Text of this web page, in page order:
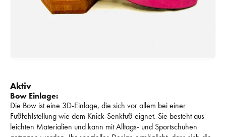
Aktiv
Bow Einlage:
Die Bow ist eine 3D-Einlage, die sich vor allem bei einer
Fußfehlstellung wie dem Knick-Senkfuß eignet. Sie besteht aus
leichten Materialien und kann mit Alltags- und Sportschuhen